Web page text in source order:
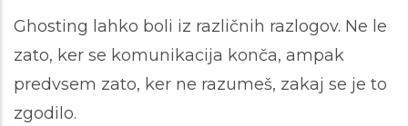
Ghosting lahko boli iz različnih razlogov. Ne le
zato, ker se komunikacija konča, ampak
predvsem zato, ker ne razumeš, zakaj se je to
zgodilo.